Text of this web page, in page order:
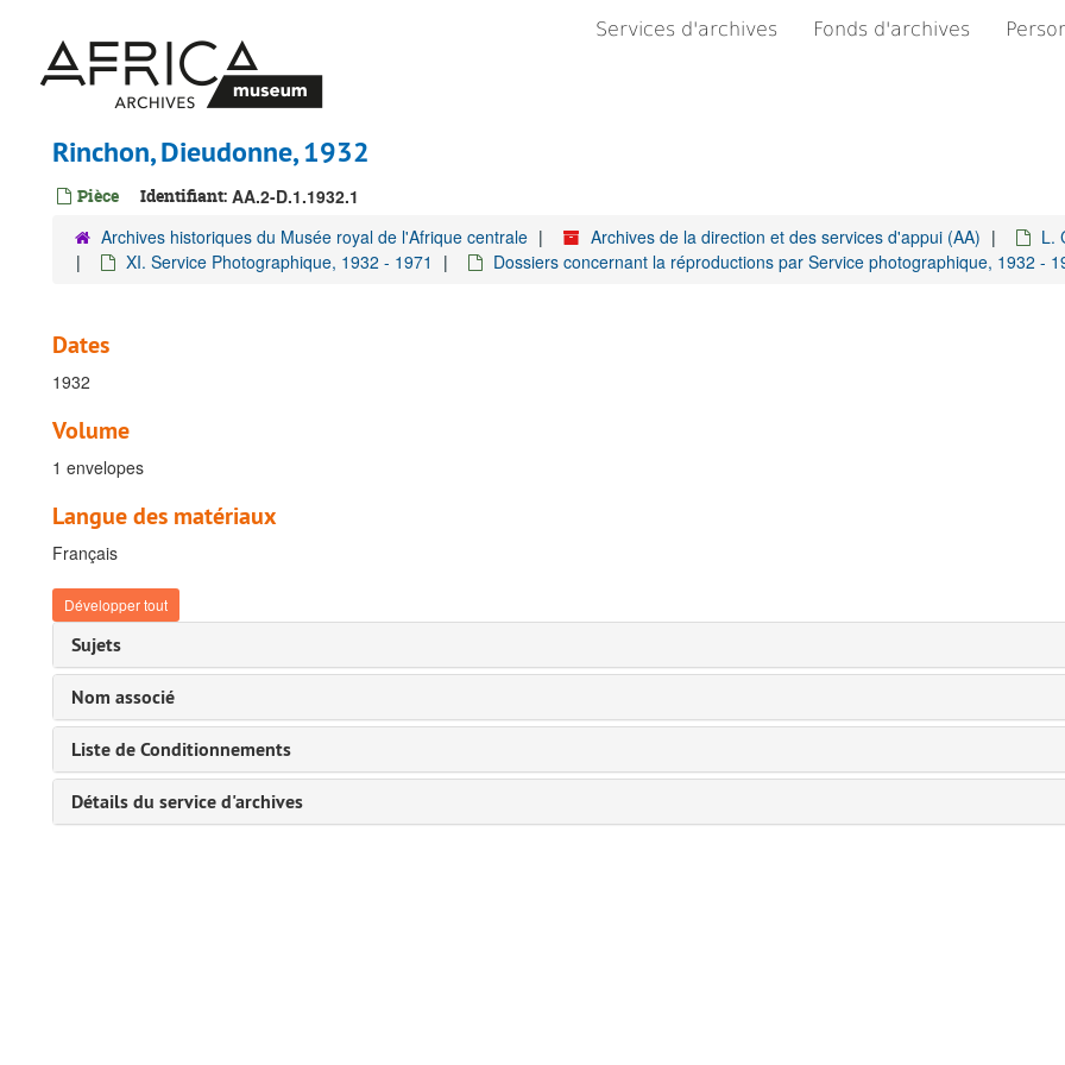
contenu
principal
Services d'archives Fonds d'archives
Rinchon, Dieudonne, 1932
Pièce Identifiant: AA.2-D.1.1932.1
Archives historiques du Musée royal de l'Afrique centrale Archives de la direction et des services d'appui (AA)
L.
XI. Service Photographique, 1932 - 1971
Dossiers concernant la réproductions par Service photographique, 1932 -
Dates
1932
Volume
1 envelopes
Langue des matériaux
Français
Développer tout
Sujets
Nom associé
Liste de Conditionnements
Détails du service d'archives